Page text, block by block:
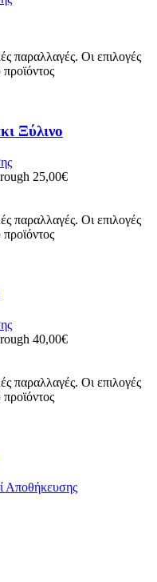
παραλλαγές. Οι επιλογές
Ξύλινο
25,00€
παραλλαγές. Οι επιλογές
40,00€
παραλλαγές. Οι επιλογές
Αποθήκευσης